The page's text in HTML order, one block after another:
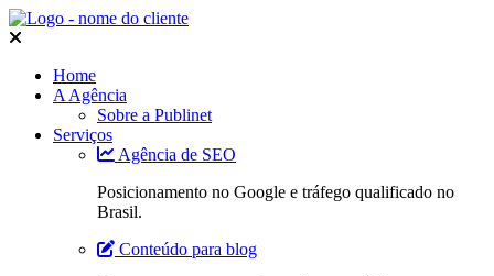
Home
A Agência
Sobre a Publinet
Serviços
Agência de SEO
Posicionamento no Google e tráfego qualificado no
Brasil.
Conteúdo para blog